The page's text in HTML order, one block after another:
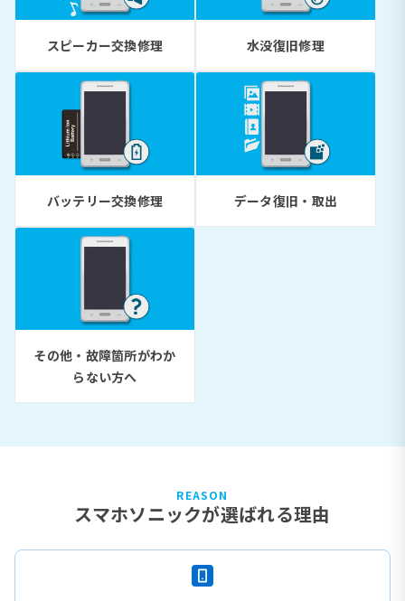
スピーカー交換修理 水没復旧修理
バッテリー交換修理 データ復旧・取出
その他・故障箇所がわか
らない方へ
REASON
スマホソニックが選ばれる理由